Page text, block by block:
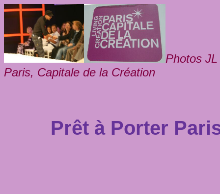
Photos
Paris, Capitale de la Création
Prêt à Porter